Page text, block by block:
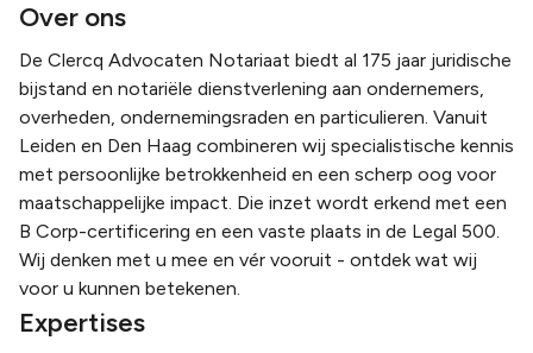
Over ons
De Clercq Advocaten Notariaat biedt al 175 jaar juridische
bijstand en notariële dienstverlening aan ondernemers,
overheden, ondernemingsraden en particulieren. Vanuit
Leiden en Den Haag combineren wij specialistische kennis
met persoonlijke betrokkenheid en een scherp oog voor
maatschappelijke impact. Die inzet wordt erkend met een
B Corp-certificering en een vaste plaats in de Legal 500.
Wij denken met u mee en vér vooruit - ontdek wat wij
voor u kunnen betekenen.
Expertises